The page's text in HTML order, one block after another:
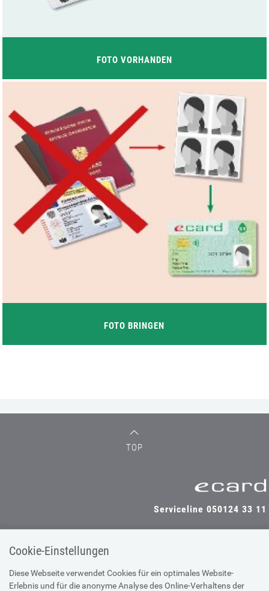
Cookie-Einstellungen
Diese Webseite verwendet Cookies für ein optimales Website-
Erlebnis und für die anonyme Analyse des Online-Verhaltens der
FOTO VORHANDEN
FOTO BRINGEN
TOP
Serviceline 050124 33 11